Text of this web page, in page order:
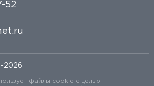
52
2026
файлы cookie с целью